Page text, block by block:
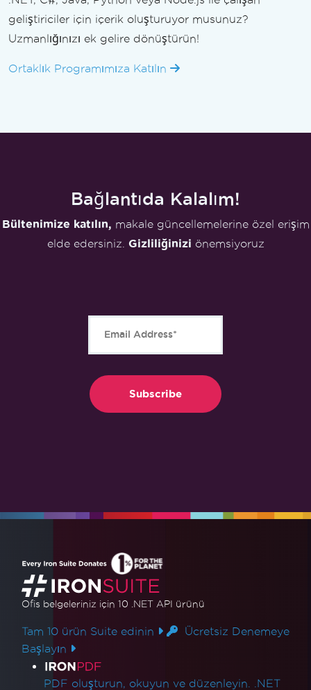
geliştiriciler için içerik oluşturuyor musunuz?
Uzmanlığınızı ek gelire dönüştürün!
Ortaklık Programımıza Katılın
Bağlantıda Kalalım!
Bültenimize katılın, makale güncellemelerine özel erişim
elde edersiniz. Gizliliğinizi önemsiyoruz
Ofis belgeleriniz için 10 .NET API ürünü
Tam 10 ürün Suite edinin
Ücretsiz Denemeye
Başlayın
Ürün Bağlantıları
PDF oluşturun, okuyun ve düzenleyin. .NET